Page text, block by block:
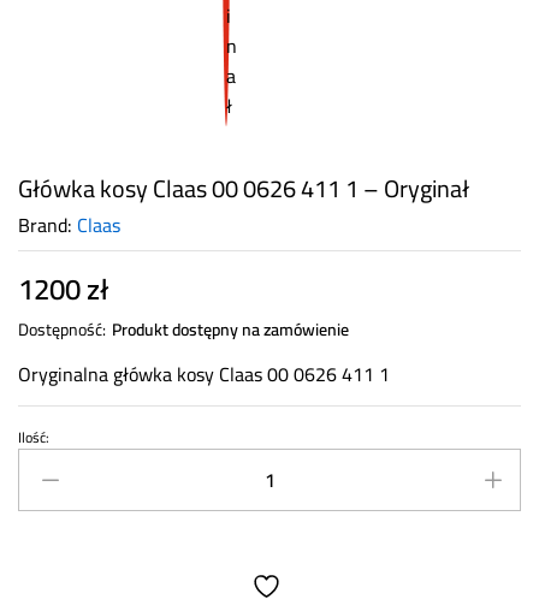
Główka kosy Claas 00 0626 411 1 – Oryginał
Brand: Claas
1200zł
Dostępność: Produkt dostępny na zamówienie
Oryginalna główka kosy Claas 00 0626 411 1
Główka
kosy
Claas
Ilość: